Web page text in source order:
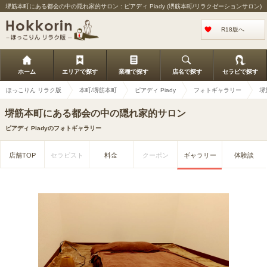
堺筋本町にある都会の中の隠れ家的サロン : ピアディ Piady (堺筋本町/リラクゼーションサロン)
R18版へ
ホーム エリアで探す 業種で探す 店名で探す セラピで探す
ほっこりん リラク版 本町/堺筋本町 ピアディ Piady フォトギャラリー 堺
堺筋本町にある都会の中の隠れ家的サロン
ピアディ Piadyのフォトギャラリー
店舗TOP セラピスト 料金 クーポン ギャラリー 体験談